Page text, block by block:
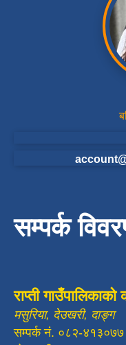
सम्पर्क
राप्ती गाउँपालिकाको
मसुरिया, देउखरी, दाङ्ग
सम्पर्क नं. ०८२-४१३०७७